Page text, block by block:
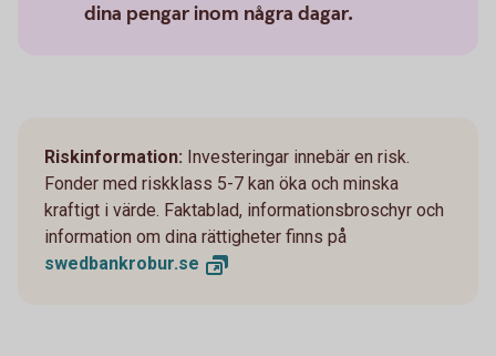
dina pengar inom några dagar.
Riskinformation: Investeringar innebär en risk.
Fonder med riskklass 5-7 kan öka och minska
kraftigt i värde. Faktablad, informationsbroschyr och
information om dina rättigheter finns på
swedbankrobur.se